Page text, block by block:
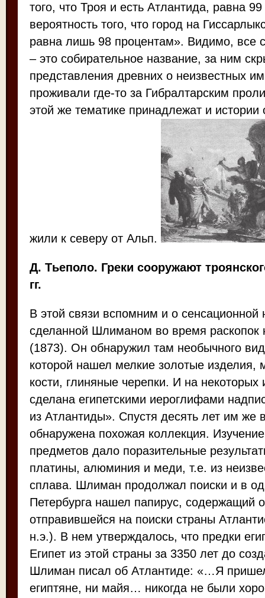
того, что Троя и есть Атлантида, равна
вероятность того, что город на
равна лишь 98 процентам». Видимо, все
– это собирательное название, за ним
представления древних о неизвестных
проживали где-то за Гибралтарским
этой же тематике принадлежат и истории
жили к северу от Альп.
Д. Тьеполо. Греки сооружают
гг.
В этой связи вспомним и о сенсационной
сделанной Шлиманом во время раскопок
(1873). Он обнаружил там необычного
которой нашел мелкие золотые изделия,
кости, глиняные черепки. И на
сделана египетскими иероглифами
из Атлантиды». Спустя десять лет им же
обнаружена похожая коллекция.
предметов дало поразительные
платины, алюминия и меди, т.е. из
сплава. Шлиман продолжал поиски и в
Петербурга нашел папирус, содержащий
отправившейся на поиски страны
н.э.). В нем утверждалось, что предки
Египет из этой страны за 3350 лет до
Шлиман писал об Атлантиде: «…Я
египтяне, ни майя… никогда не были